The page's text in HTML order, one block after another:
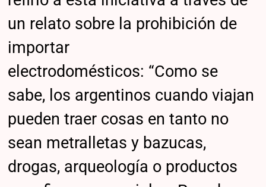
un relato sobre la prohibición de
importar
electrodomésticos: “Como se
sabe, los argentinos cuando viajan
pueden traer cosas en tanto no
sean metralletas y bazucas,
drogas, arqueología o productos